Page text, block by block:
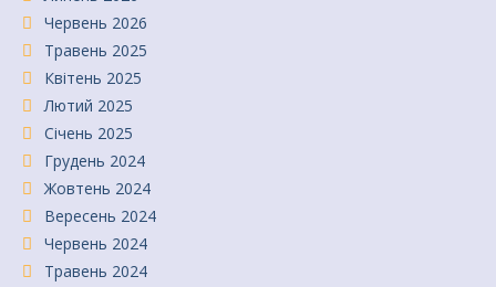
Червень 2026
Травень 2025
Квітень 2025
Лютий 2025
Січень 2025
Грудень 2024
Жовтень 2024
Вересень 2024
Червень 2024
Травень 2024